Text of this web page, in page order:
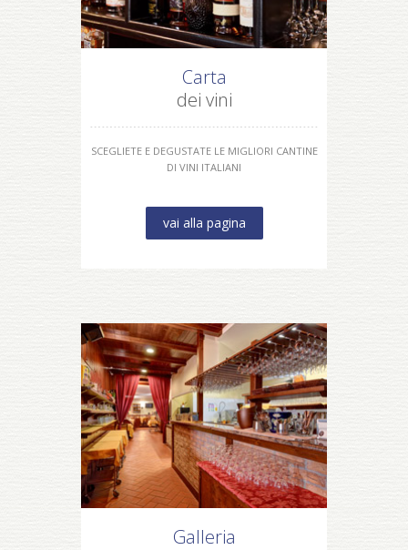
Carta
dei vini
SCEGLIETE E DEGUSTATE LE MIGLIORI CANTINE
DI VINI ITALIANI
vai alla pagina
Galleria